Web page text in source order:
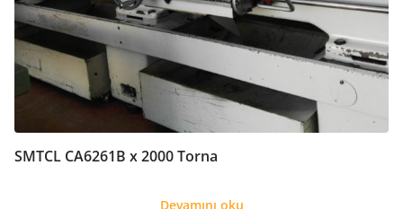
SMTCL CA6261B x 2000 Torna
Devamını oku